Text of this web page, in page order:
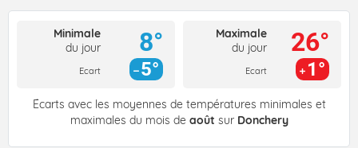
Minimale
du jour
Ecart
8°
5°
Maximale
du jour
Ecart
26°
1°
Écarts avec les moyennes de températures minimales et
maximales du mois de août sur Donchery